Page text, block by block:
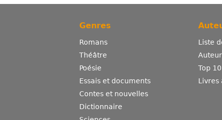
Genres
Romans
Théâtre
Poésie
Essais et documents
Contes et nouvelles
Dictionnaire
Liste
Top
Livres